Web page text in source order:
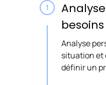
besoins
Analyse
situation et
définir un